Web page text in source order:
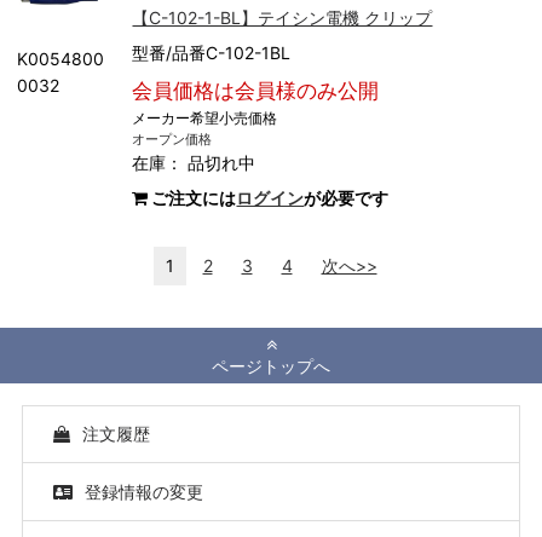
K0054800
0032
【C-102-1-BL】テイシン電機 クリップ
型番/品番C-102-1BL
会員価格は会員様のみ公開
メーカー希望小売価格
オープン価格
在庫：品切れ中
ご注文にはログインが必要です
1 2 3 4 次へ>>
ページトップへ
注文履歴
登録情報の変更